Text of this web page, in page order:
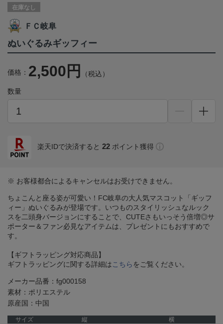
在庫なし
ＦＣ岐阜
ぬいぐるみギッフィー
価格： 2,500円 （税込）
数量
楽天IDで決済すると 22 ポイント獲得
※ お客様都合によるキャンセルはお受けできません。
ちょこんと座る姿が可愛い！FC岐阜の大人気マスコット「ギッフ
ィー」ぬいぐるみが登場です。いつものスタイリッシュなルック
スを二頭身バージョンにすることで、CUTEさもいっそう倍増◎サ
ポーター＆ファン必見なアイテムは、プレゼントにもおすすめで
す。
【ギフトラッピング対応商品】
ギフトラッピングに関する詳細は こちら をご覧ください。
メーカー品番：fg000158
素材：ポリエステル
原産国：中国
サイズ 縦 横